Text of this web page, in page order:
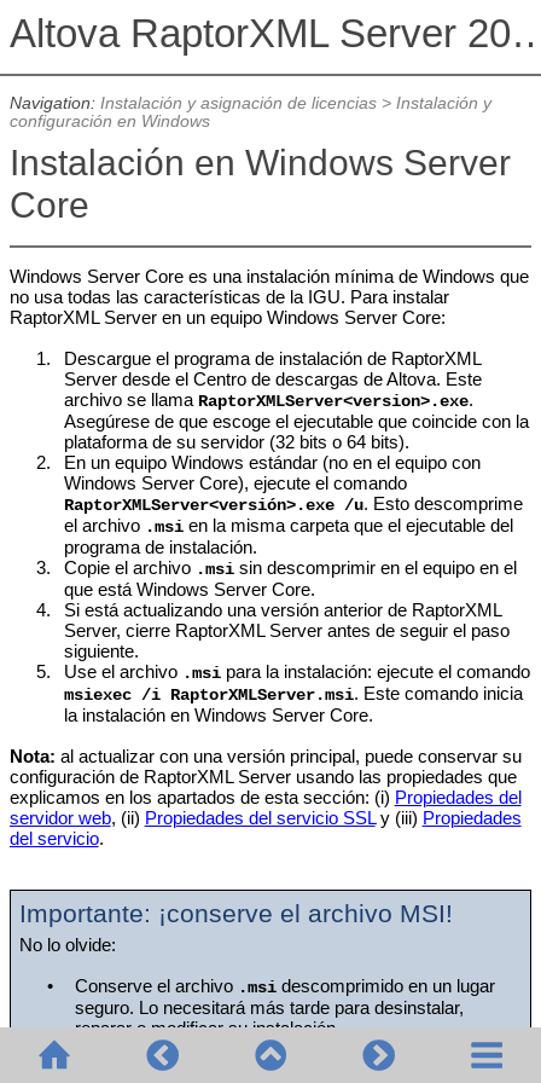
Altova
Navigation: Instalación y asignación de licencias> Instalación y
configuración en Windows
Instalación en Windows Server
Core
Windows Server Core es una instalación mínima de Windows que
no usa todas las características de la IGU. Para instalar
RaptorXML Server en un equipo Windows Server Core:
1.
Descargue el programa de instalación de RaptorXML
Server desde el Centro de descargas de Altova. Este
archivo se llama RaptorXMLServer<version>.exe.
Asegúrese de que escoge el ejecutable que coincide con la
plataforma de su servidor (32 bits o 64 bits).
2.
En un equipo Windows estándar (no en el equipo con
Windows Server Core), ejecute el comando
RaptorXMLServer<versión>.exe /u. Esto descomprime
el archivo .msi en la misma carpeta que el ejecutable del
programa de instalación.
3.
Copie el archivo .msi sin descomprimir en el equipo en el
que está Windows Server Core.
4.
Si está actualizando una versión anterior de RaptorXML
Server, cierre RaptorXML Server antes de seguir el paso
siguiente.
5.
Use el archivo .msi para la instalación: ejecute el comando
msiexec /i RaptorXMLServer .msi. Este comando inicia
la instalación en Windows Server Core.
Nota: al actualizar con una versión principal, puede conservar su
configuración de RaptorXML Serverusando las propiedades que
explicamos en los apartados de esta sección: (i) Propiedades del
servidor web, (ii) Propiedades del servicio SSLy (iii) Propiedades
del servicio.
Importante: ¡conserve el archivo MSI!
No lo olvide:
•
Conserve el archivo .msidescomprimido en un lugar
seguro. Lo necesitará más tarde para desinstalar,
reparar o modificar su instalación.
•
Si quiere cambiar el nombre del archivo MSI, debe
hacerlo antes de instalarRaptorXML Server